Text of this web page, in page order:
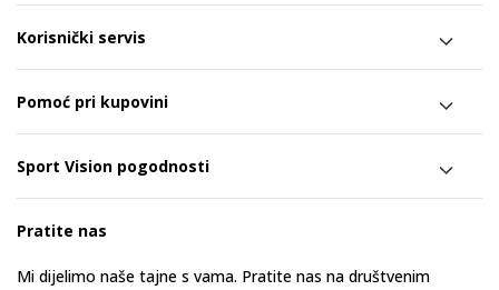
Korisnički servis
Pomoć pri kupovini
Sport Vision pogodnosti
Pratite nas
Mi dijelimo naše tajne s vama. Pratite nas na društvenim